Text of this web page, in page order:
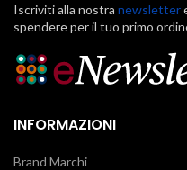
Iscriviti alla nostra newsletter
spendere per il tuo primo
INFORMAZIONI
Brand Marchi